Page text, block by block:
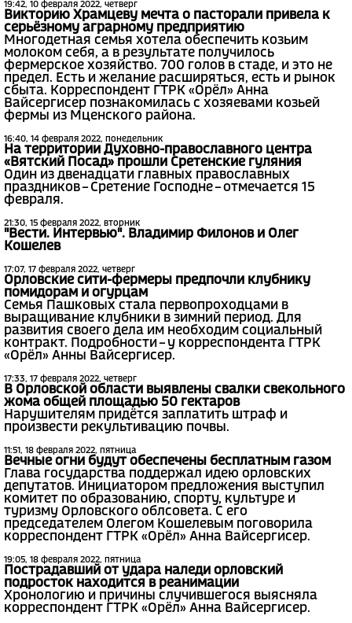
19:42, 10 февраля 2022, четверг
Викторию Храмцеву мечта о пасторали привела к
серьёзному аграрному предприятию
Многодетная семья хотела обеспечить козьим
молоком себя, а в результате получилось
фермерское хозяйство. 700 голов в стаде, и это не
предел. Есть и желание расширяться, есть и рынок
сбыта. Корреспондент ГТРК «Орёл» Анна
Вайсергисер познакомилась с хозяевами козьей
фермы из Мценского района.
16:40, 14 февраля 2022, понедельник
На территории Духовно-православного центра
«Вятский Посад» прошли Сретенские гуляния
Один из двенадцати главных православных
праздников – Сретение Господне – отмечается 15
февраля.
21:30, 15 февраля 2022, вторник
"Вести. Интервью". Владимир Филонов и Олег
Кошелев
17:07, 17 февраля 2022, четверг
Орловские сити-фермеры предпочли клубнику
помидорам и огурцам
Семья Пашковых стала первопроходцами в
выращивание клубники в зимний период. Для
развития своего дела им необходим социальный
контракт. Подробности – у корреспондента ГТРК
«Орёл» Анны Вайсергисер.
17:33, 17 февраля 2022, четверг
В Орловской области выявлены свалки свекольного
жома общей площадью 50 гектаров
Нарушителям придётся заплатить штраф и
произвести рекультивацию почвы.
11:51, 18 февраля 2022, пятница
Вечные огни будут обеспечены бесплатным газом
Глава государства поддержал идею орловских
депутатов. Инициатором предложения выступил
комитет по образованию, спорту, культуре и
туризму Орловского облсовета. С его
председателем Олегом Кошелевым поговорила
корреспондент ГТРК «Орёл» Анна Вайсергисер.
19:05, 18 февраля 2022, пятница
Пострадавший от удара наледи орловский
подросток находится в реанимации
Хронологию и причины случившегося выясняла
корреспондент ГТРК «Орёл» Анна Вайсергисер.